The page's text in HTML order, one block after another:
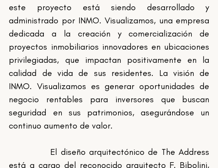
este proyecto está siendo desarrollado y
administrado por INMO. Visualizamos, una empresa
dedicada a la creación y comercialización de
proyectos inmobiliarios innovadores en ubicaciones
privilegiadas, que impactan positivamente en la
calidad de vida de sus residentes. La visión de
INMO. Visualizamos es generar oportunidades de
negocio rentables para inversores que buscan
seguridad en sus patrimonios, asegurándose un
continuo aumento de valor.
está a cargo del reconocido arquitecto F. Bibolini,